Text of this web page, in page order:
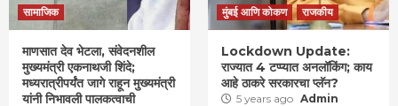
सामाजिक
माणसात देव भेटला, संवेदनशील
मुख्यमंत्री एकनाथजी शिंदे;
मध्यरात्रीपर्यंत जागे राहून मुख्यमंत्री
यांनी निभावली पालकत्वाची
मुंबई आणि कोकण
राजकीय
Lockdown Update:
राज्यात 4 टप्प्यात अनलॉकिंग; काय
आहे ठाकरे सरकारचा प्लॅन?
5 years ago Admin